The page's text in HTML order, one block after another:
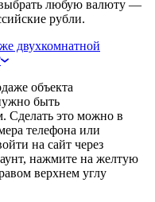
любую валюту —
рубли.
двухкомнатной
объекта
быть
Сделать это можно в
телефона или
на сайт через
нажмите на желтую
верхнем углу